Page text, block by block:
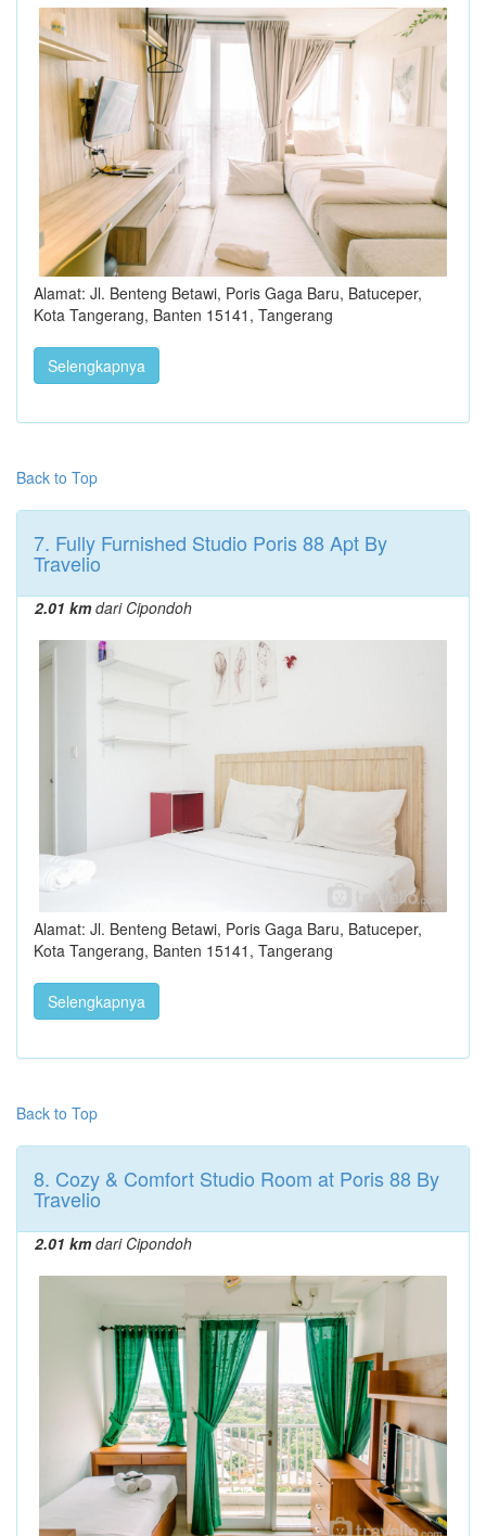
Alamat: Jl. Benteng Betawi, Poris Gaga Baru, Batuceper,
Kota Tangerang, Banten 15141, Tangerang
Selengkapnya
Back to Top
7. Fully Furnished Studio Poris 88 Apt By
Travelio
2.01 kmdari Cipondoh
Alamat: Jl. Benteng Betawi, Poris Gaga Baru, Batuceper,
Kota Tangerang, Banten 15141, Tangerang
Selengkapnya
Back to Top
8. Cozy & Comfort Studio Room at Poris 88 By
Travelio
2.01 kmdari Cipondoh